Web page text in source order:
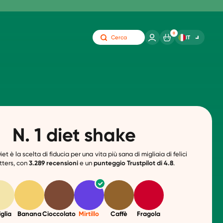
Cerca
0
IT
N. 1 diet shake
è la scelta di fiducia per una vita più sana di migliaia di felici
con3.289 recensionie unpunteggio Trustpilot di 4.8.
BananaCioccolato Mirtillo Caffè Fragola